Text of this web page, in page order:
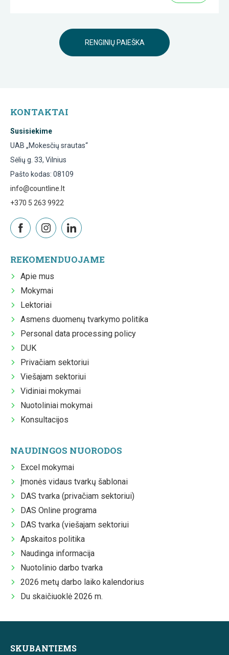
RENGINIŲ PAIEŠKA
KONTAKTAI
Susisiekime
UAB „Mokesčių srautas“
Sėlių g. 33, Vilnius
Pašto kodas: 08109
info@countline.lt
+370 5 263 9922
REKOMENDUOJAME
Apie mus
Mokymai
Lektoriai
Asmens duomenų tvarkymo politika
Personal data processing policy
DUK
Privačiam sektoriui
Viešajam sektoriui
Vidiniai mokymai
Nuotoliniai mokymai
Konsultacijos
NAUDINGOS NUORODOS
Excel mokymai
Įmonės vidaus tvarkų šablonai
DAS tvarka (privačiam sektoriui)
DAS Online programa
DAS tvarka (viešajam sektoriui
Apskaitos politika
Naudinga informacija
Nuotolinio darbo tvarka
2026 metų darbo laiko kalendorius
Du skaičiuoklė 2026 m.
SKUBANTIEMS